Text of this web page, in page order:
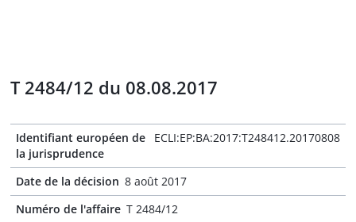
T 2484/12 du 08.08.2017
Identifiant européen de
la jurisprudence
ECLI:EP:BA:2017:T248412.20170808
Date de la décision 8 août 2017
Numéro de l'affaire T 2484/12